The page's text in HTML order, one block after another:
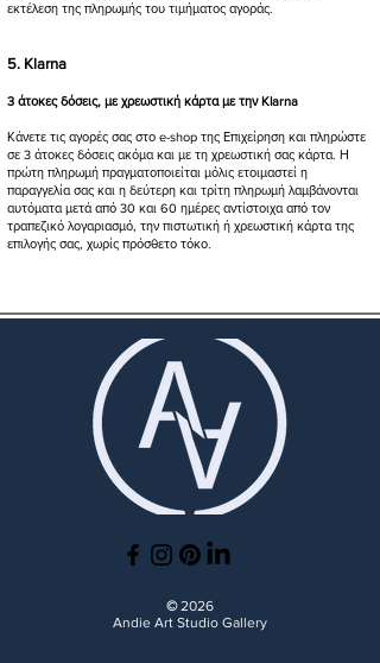
εκτέλεση της πληρωμής του τιμήματος αγοράς.
5. Klarna
3 άτοκες δόσεις, με χρεωστική κάρτα με την Klarna
Κάνετε τις αγορές σας στο e-shop της Επιχείρηση και πληρώστε
σε 3 άτοκες δόσεις ακόμα και με τη χρεωστική σας κάρτα. Η
πρώτη πληρωμή πραγματοποιείται μόλις ετοιμαστεί η
παραγγελία σας και η δεύτερη και τρίτη πληρωμή λαμβάνονται
αυτόματα μετά από 30 και 60 ημέρες αντίστοιχα από τον
τραπεζικό λογαριασμό, την πιστωτική ή χρεωστική κάρτα της
επιλογής σας, χωρίς πρόσθετο τόκο.
©2026
Andie Art Studio Gallery